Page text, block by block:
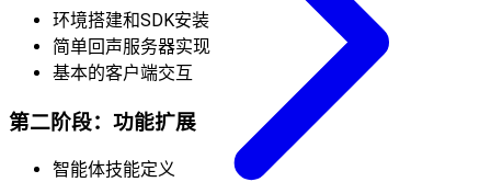
环境搭建和SDK安装
简单回声服务器实现
基本的客户端交互
第二阶段：功能扩展
智能体技能定义